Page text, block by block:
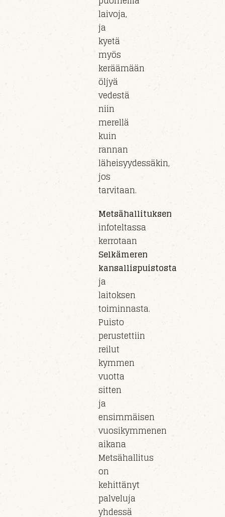
laivoja,
ja
kyetä
myös
keräämään
öljyä
vedestä
niin
merellä
kuin
rannan
läheisyydessäkin,
jos
tarvitaan.
Metsähallituksen
infoteltassa
kerrotaan
Selkämeren
kansallispuistosta
ja
laitoksen
toiminnasta.
Puisto
perustettiin
reilut
kymmen
vuotta
sitten
ja
ensimmäisen
vuosikymmenen
aikana
Metsähallitus
on
kehittänyt
palveluja
yhdessä